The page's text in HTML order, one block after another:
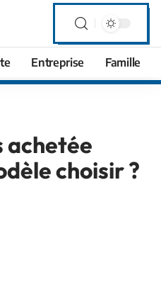
Entreprise Famille
achetée
choisir ?